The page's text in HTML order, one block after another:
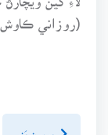
(روزاني ڪاوش- 7 ڊسمبر
پويون پَنو